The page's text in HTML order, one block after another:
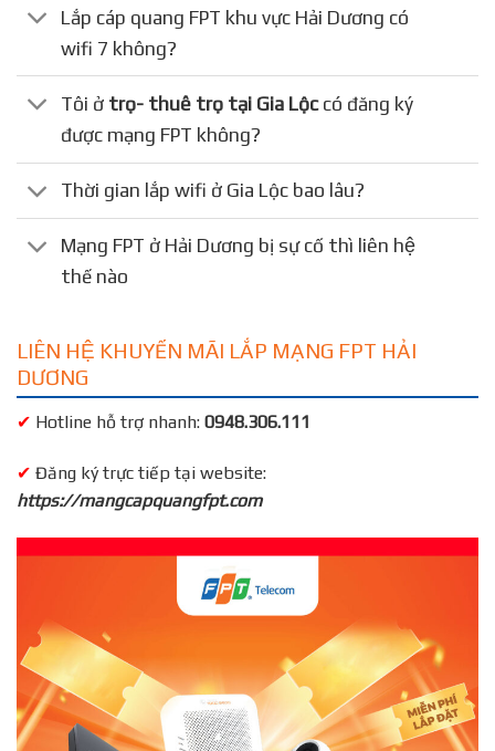
Lắp cáp quang FPT khu vực Hải Dương có
wifi 7 không?
Tôi ở trọ- thuê trọ tại Gia Lộccó đăng ký
được mạng FPT không?
Thời gian lắp wifi ở Gia Lộc bao lâu?
Mạng FPT ở Hải Dương bị sự cố thì liên hệ
thế nào
LIÊN HỆ KHUYẾN MÃI LẮP MẠNG FPT HẢI
DƯƠNG
✔ Hotline hỗ trợ nhanh: 0948.306.111
✔ Đăng ký trực tiếp tại website:
https://mangcapquangfpt.com